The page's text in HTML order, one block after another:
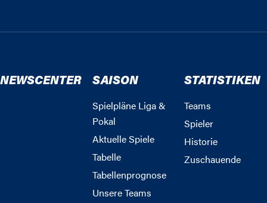
NEWSCENTER SAISON
Spielpläne Liga &
Pokal
Aktuelle Spiele
Tabelle
Tabellenprognose
Unsere Teams
STATISTIKEN
Teams
Spieler
Historie
Zuschauende